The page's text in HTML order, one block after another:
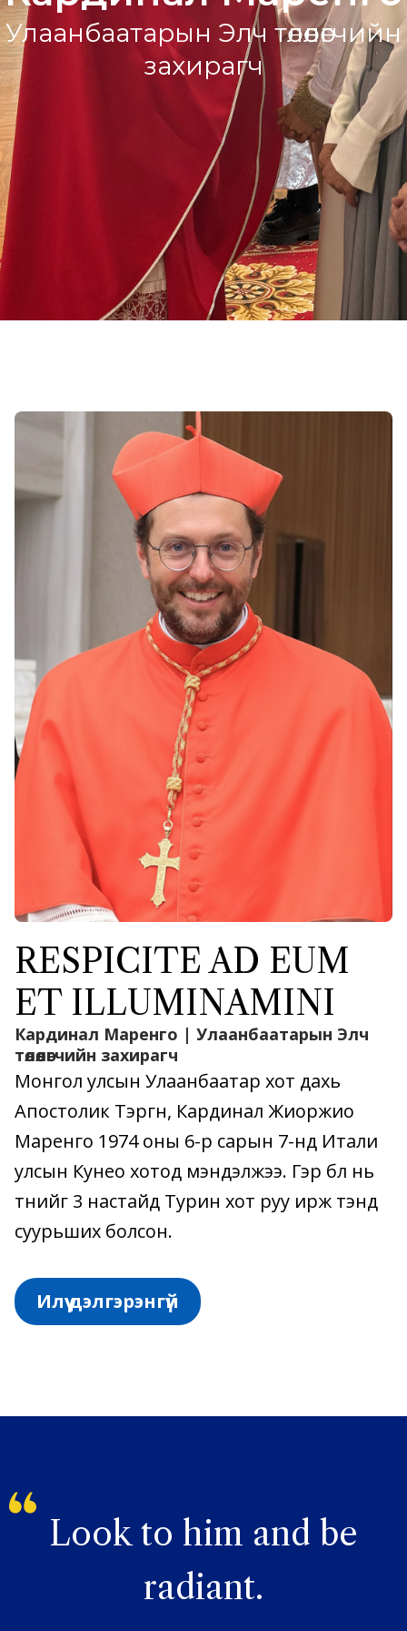
Улаанбаатарын Элч төлөөлөгчийн
захирагч
RESPICITE AD EUM
ET ILLUMINAMINI
Кардинал Маренго | Улаанбаатарын Элч
төлөөлөгчийн захирагч
Монгол улсын Улаанбаатар хот дахь
Апостолик Тэргүүн, Кардинал Жиоржио
Маренго 1974 оны 6-р сарын 7-нд Итали
улсын Кунео хотод мэндэлжээ. Гэр бүл нь
түүнийг 3 настайд Турин хот руу ирж тэнд
суурьших болсон.
Илүү дэлгэрэнгүй
Look to him and be
radiant.